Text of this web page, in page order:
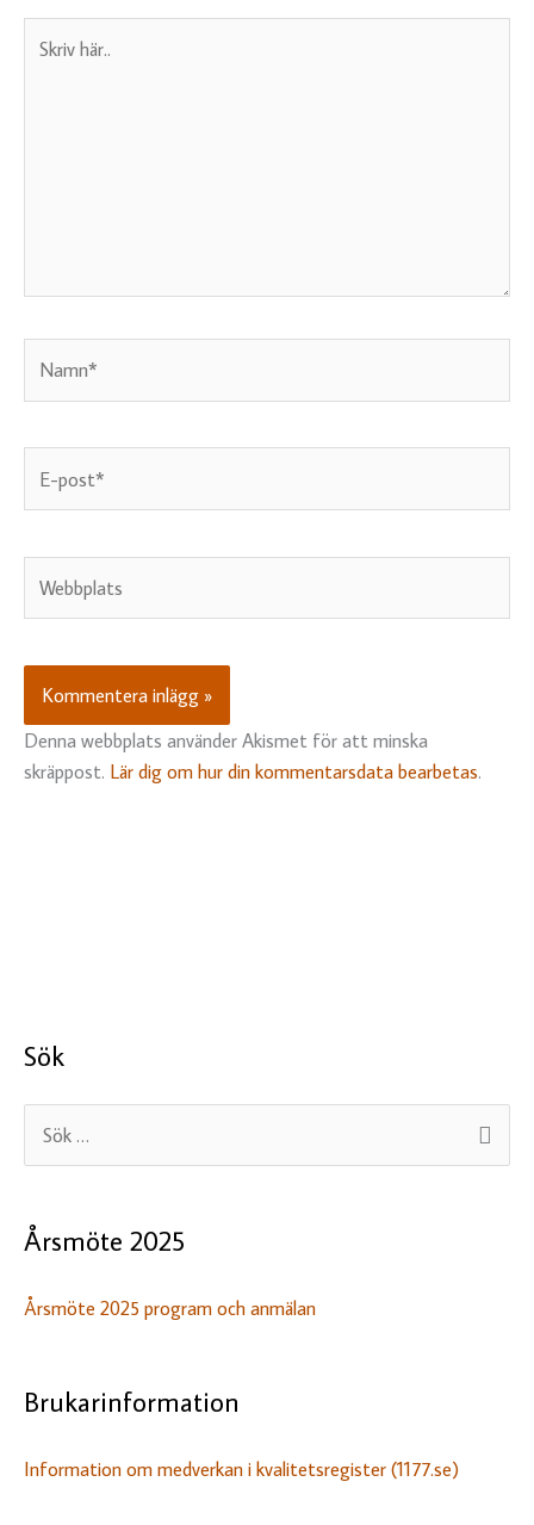
här..
post*
Denna webbplats använder Akismet för att minska
skräppost. Lär dig om hur din kommentarsdata bearbetas.
Sök
ö
e
t
r
Årsmöte 2025
Årsmöte 2025 program och anmälan
Brukarinformation
Information om medverkan i kvalitetsregister (1177.se)